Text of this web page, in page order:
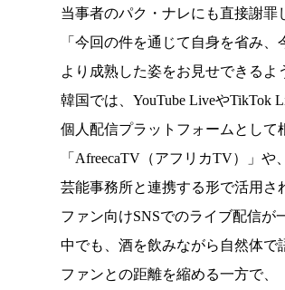
当事者のパク・ナレにも直接謝罪
「今回の件を通じて自身を省み
より成熟した姿をお見せできるよ
韓国では、YouTube LiveやTikTok
個人配信プラットフォームとして
「AfreecaTV（アフリカTV）」や、
芸能事務所と連携する形で活用さ
ファン向けSNSでのライブ配信が
中でも、酒を飲みながら自然体で
ファンとの距離を縮める一方で、